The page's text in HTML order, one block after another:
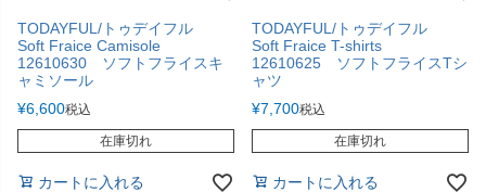
TODAYFUL/トゥデイフル
Soft Fraice Camisole
12610630 ソフトフライスキ
ャミソール
¥6,600税込
在庫切れ
カートに入れる
TODAYFUL/トゥデイフル
Soft Fraice T-shirts
12610625 ソフトフライスTシ
ャツ
¥7,700税込
在庫切れ
カートに入れる